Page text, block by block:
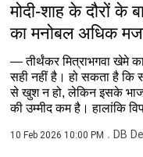
मोदी-शाह के दौरों के
का मनोबल अधिक
— तीर्थंकर मित्राभगवा खेमे
सही नहीं है। हो सकता है कि
से खुश न हो, लेकिन इसके
की उम्मीद कम है। हालांकि
10 Feb 2026 10:00 PM DB